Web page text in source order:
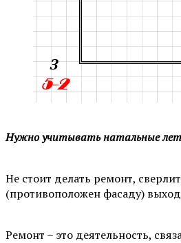
Нужно учитывать натальные
Не стоит делать ремонт,
(противоположен фасаду)
Ремонт – это деятельность,